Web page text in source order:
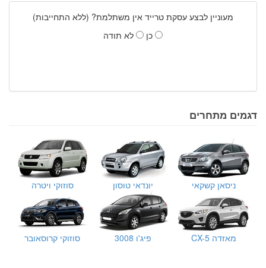
מעוניין לבצע עסקת טרייד אין משתלמת? (ללא התחייבות)
כן
לא תודה
דגמים מתחרים
ניסאן קשקאי יונדאי טוסון סוזוקי ויטרה
מאזדה CX-5 פיג'ו 3008 סוזוקי קרוסאובר